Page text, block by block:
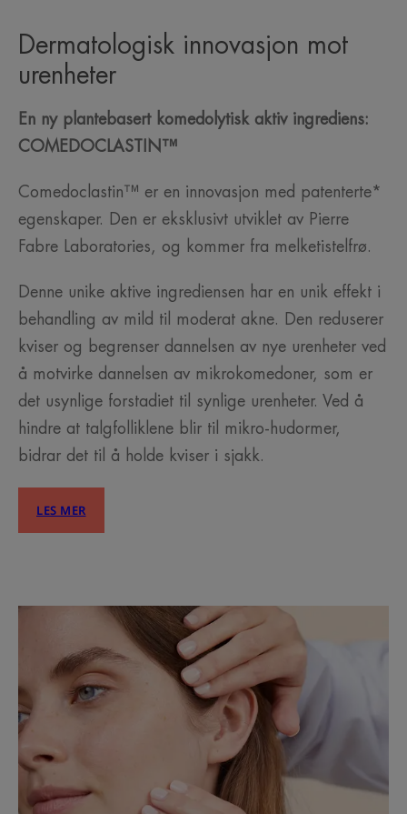
Dermatologisk innovasjon mot
urenheter
En ny plantebasert komedolytisk aktiv ingrediens:
COMEDOCLASTIN™
Comedoclastin™ er en innovasjon med patenterte*
egenskaper. Den er eksklusivt utviklet av Pierre
Fabre Laboratories, og kommer fra melketistelfrø.
Denne unike aktive ingrediensen har en unik effekt i
behandling av mild til moderat akne. Den reduserer
kviser og begrenser dannelsen av nye urenheter ved
å motvirke dannelsen av mikrokomedoner, som er
det usynlige forstadiet til synlige urenheter. Ved å
hindre at talgfolliklene blir til mikro-hudormer,
bidrar det til å holde kviser i sjakk.
LES MER